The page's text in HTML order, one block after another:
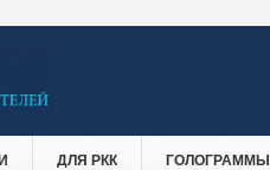
ДЛЯ РКК ГОЛОГРАММЫ